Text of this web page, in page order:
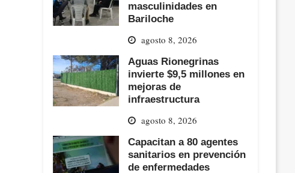
masculinidades en
Bariloche
agosto 8, 2026
Aguas Rionegrinas
invierte $9,5 millones en
mejoras de
infraestructura
agosto 8, 2026
Capacitan a 80 agentes
sanitarios en prevención
de enfermedades